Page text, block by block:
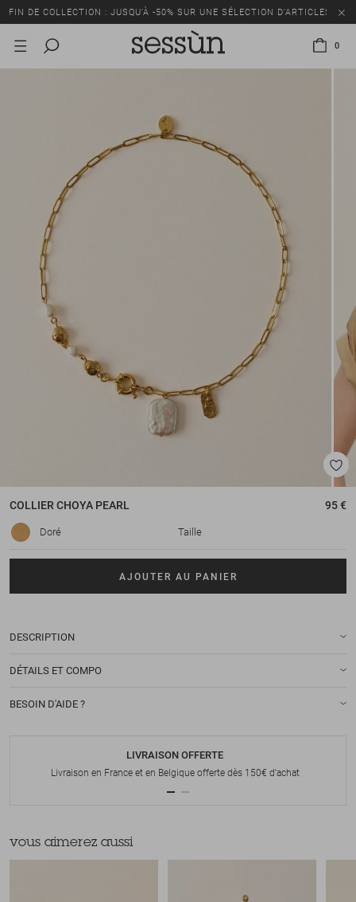
FIN DE COLLECTION : JUSQU’À -50% SUR UNE SÉLECTION D’ARTICLES
0
COLLIERCHOYA PEARL 95 €
Doré Taille
AJOUTER AU PANIER
DESCRIPTION
DÉTAILS ET COMPO
BESOIN D'AIDE ?
LIVRAISON OFFERTE
Livraison en France et en Belgique offerte dès 150€ d'achat
vous aimerez aussi